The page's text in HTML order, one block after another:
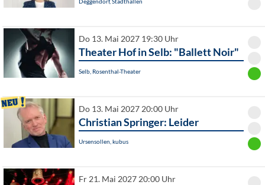
Do 13. Mai 2027 19:30 Uhr
Theater Hof in Selb: "Ballett Noir"
Selb, Rosenthal-Theater
Do 13. Mai 2027 20:00 Uhr
Christian Springer: Leider
Ursensollen, kubus
Fr 21. Mai 2027 20:00 Uhr